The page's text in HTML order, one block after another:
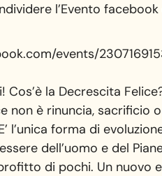
l’Evento
events/
Cos’è la Decrescita
non è rinuncia, sacrificio o
l’unica forma di
dell’uomo e del
di pochi. Un nuovo e